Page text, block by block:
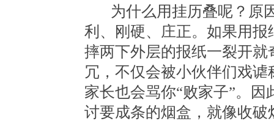
为什么用挂历叠呢？原
利、刚硬、庄正。如果用
摔两下外层的报纸一裂开
冗，不仅会被小伙伴们戏
家长也会骂你“败家子”。
讨要成条的烟盒，就像收